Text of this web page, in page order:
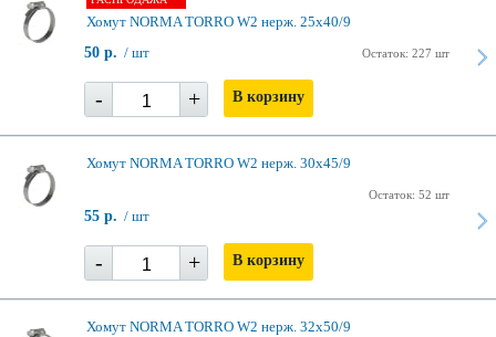
Хомут NORMA TORRO W2 нерж. 25х40/9
Остаток: 227 шт
50 р. / шт
- + В корзину
Хомут NORMA TORRO W2 нерж. 30х45/9
Остаток: 52 шт
55 р. / шт
- + В корзину
Хомут NORMA TORRO W2 нерж. 32х50/9